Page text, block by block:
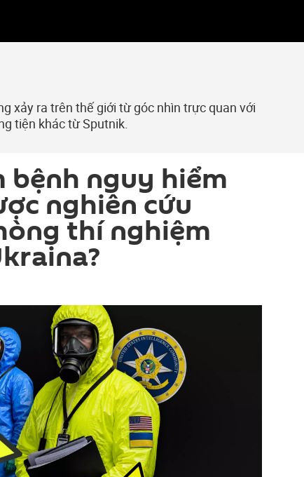
xảy ra trên thế giới từ góc nhìn trực quan với
tiện khác từ Sputnik.
bệnh nguy hiểm
nghiên cứu
thí nghiệm